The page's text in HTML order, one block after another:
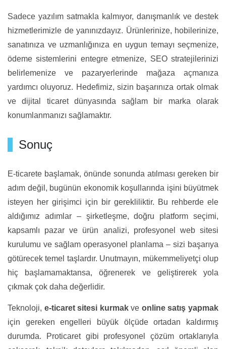
Sadece yazılım satmakla kalmıyor, danışmanlık ve destek
hizmetlerimizle de yanınızdayız. Ürünlerinize, hobilerinize,
sanatınıza ve uzmanlığınıza en uygun temayı seçmenize,
ödeme sistemlerini entegre etmenize, SEO stratejilerinizi
belirlemenize ve pazaryerlerinde mağaza açmanıza
yardımcı oluyoruz. Hedefimiz, sizin başarınıza ortak olmak
ve dijital ticaret dünyasında sağlam bir marka olarak
konumlanmanızı sağlamaktır.
Sonuç
E-ticarete başlamak, önünde sonunda atılması gereken bir
adım değil, bugünün ekonomik koşullarında işini büyütmek
isteyen her girişimci için bir gerekliliktir. Bu rehberde ele
aldığımız adımlar – şirketleşme, doğru platform seçimi,
kapsamlı pazar ve ürün analizi, profesyonel web sitesi
kurulumu ve sağlam operasyonel planlama – sizi başarıya
götürecek temel taşlardır. Unutmayın, mükemmeliyetçi olup
hiç başlamamaktansa, öğrenerek ve geliştirerek yola
çıkmak çok daha değerlidir.
Teknoloji, e-ticaret sitesi kurmakve online satış yapmak
için gereken engelleri büyük ölçüde ortadan kaldırmış
durumda. Proticaret gibi profesyonel çözüm ortaklarıyla